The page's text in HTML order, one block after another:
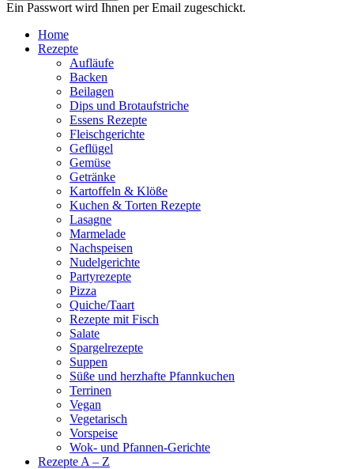
Ein Passwort wird Ihnen per Email zugeschickt.
Home
Rezepte
Aufläufe
Backen
Beilagen
Dips und Brotaufstriche
Essens Rezepte
Fleischgerichte
Geflügel
Gemüse
Getränke
Kartoffeln & Klöße
Kuchen & Torten Rezepte
Lasagne
Marmelade
Nachspeisen
Nudelgerichte
Partyrezepte
Pizza
Quiche/Taart
Rezepte mit Fisch
Salate
Spargelrezepte
Suppen
Süße und herzhafte Pfannkuchen
Terrinen
Vegan
Vegetarisch
Vorspeise
Wok- und Pfannen-Gerichte
Rezepte A – Z